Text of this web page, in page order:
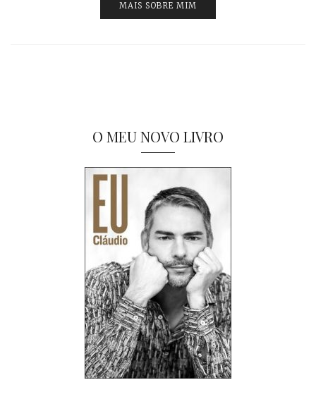
MAIS SOBRE MIM
O MEU NOVO LIVRO